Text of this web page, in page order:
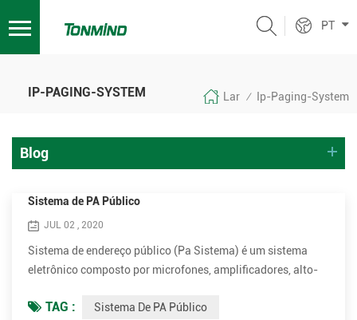
PT
IP-PAGING-SYSTEM Lar / Ip-Paging-System
Blog
Sistema de PA Público
JUL 02 , 2020
Sistema de endereço público (Pa Sistema) é um sistema
eletrônico composto por microfones, amplificadores, alto-
aparente (volume) de uma voz humana, instrumento
TAG : Sistema De PA Público